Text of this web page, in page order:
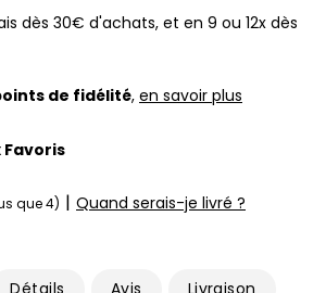
dès 30€ d'achats, et en 9 ou 12x dès
de fidélité, en savoir plus
que 4) | Quand serais-je livré ?